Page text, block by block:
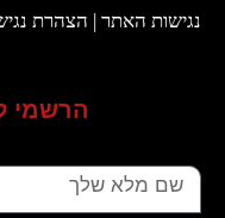
נגישות האתר | הצהרת נגישות
הרשמי
שם